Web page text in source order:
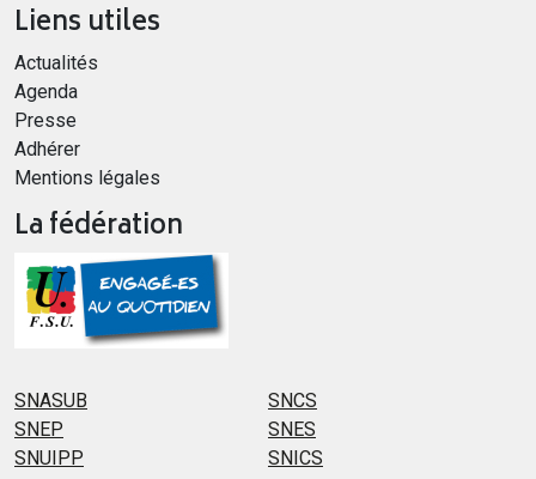
Liens utiles
Actualités
Agenda
Presse
Adhérer
Mentions légales
La fédération
SNASUB
SNCS
SNEP
SNES
SNUIPP
SNICS